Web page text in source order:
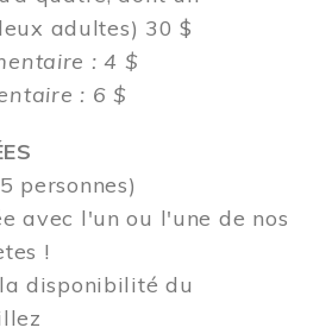
adultes) 30 $
: 4 $
: 6 $
personnes)
avec l'un ou l'une de nos
!
disponibilité du